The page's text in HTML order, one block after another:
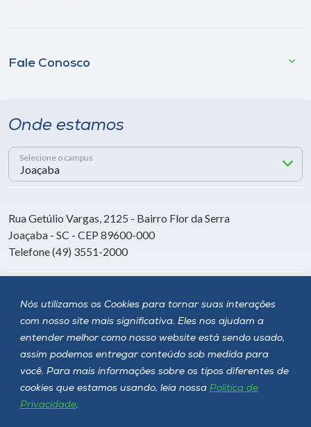
Nós utilizamos os Cookies para tornar suas interações
com nosso site mais significativa. Eles nos ajudam a
entender melhor como nosso website está sendo usado,
assim podemos entregar conteúdo sob medida para
você. Para mais informações sobre os tipos diferentes de
cookies que estamos usando, leia nossa Política de
Privacidade.
Fale Conosco
Onde estamos
Selecione o campus
Rua Getúlio Vargas, 2125 - Bairro Flor da Serra
Joaçaba - SC - CEP 89600-000
Telefone (49) 3551-2000
Siga a Unoesc